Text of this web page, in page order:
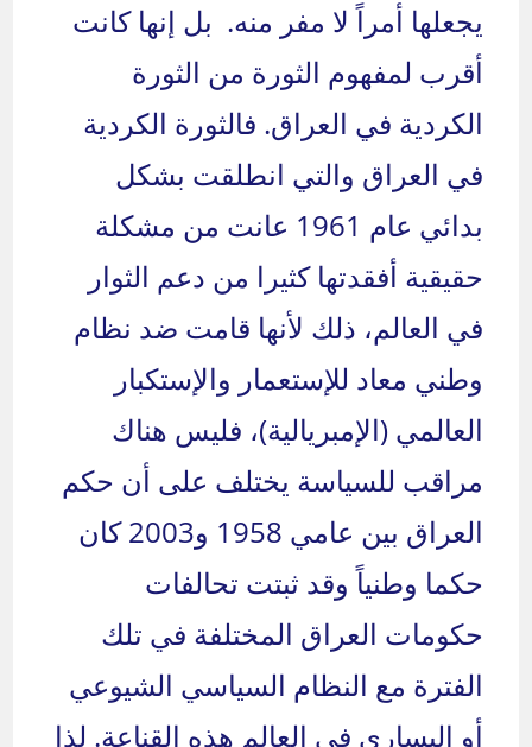
يجعلها أمراً لا مفر منه. بل إنها كانت
أقرب لمفهوم الثورة من الثورة
الكردية في العراق. فالثورة الكردية
في العراق والتي انطلقت بشكل
بدائي عام 1961 عانت من مشكلة
حقيقية أفقدتها كثيرا من دعم الثوار
في العالم، ذلك لأنها قامت ضد نظام
وطني معاد للإستعمار والإستكبار
العالمي (الإمبريالية)، فليس هناك
مراقب للسياسة يختلف على أن حكم
العراق بين عامي 1958 و2003 كان
حكما وطنياً وقد ثبتت تحالفات
حكومات العراق المختلفة في تلك
الفترة مع النظام السياسي الشيوعي
أو اليساري في العالم هذه القناعة. لذا